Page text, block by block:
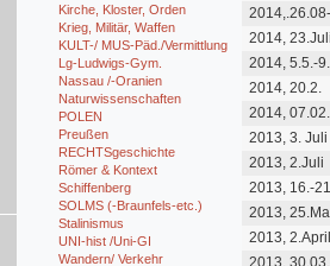
Kirche, Kloster, Orden
Krieg, Militär, Waffen
KULT-/ MUS-Päd./Vermittlung
Lg-Ludwigs-Gym.
Nassau /-Oranien
Naturwissenschaften
POLEN
Preußen
RECHTSgeschichte
Römer & Kontext
Schiffenberg
SOLMS (-Braunfels-etc.)
Stalinismus
UNI-hist /Uni-GI
Wandern/ Verkehr
2014,
2014, 5.5.-
2014, 20.2.
2014, 07.02.
2013, 3. Juli
2013, 2.Juli
2013, 16.-
2013,
2013,
2013,